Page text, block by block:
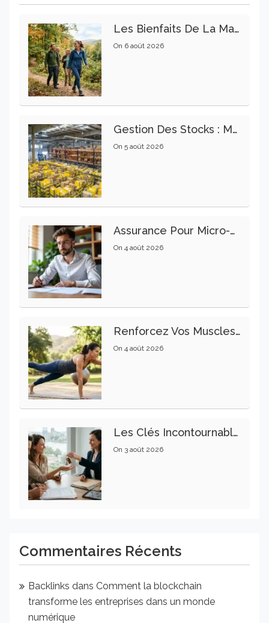
Les Bienfaits De La Marche Sur La Santé Physique Et Mentale
On 6 août 2026
Gestion Des Stocks : Meilleures Pratiques Intralogistiques
On 5 août 2026
Assurance Pour Micro-Entrepreneur : Les Garanties Essentielles À Connaître
On 4 août 2026
Renforcez Vos Muscles Profonds Pour Apaiser Votre Mal De Dos
On 4 août 2026
Les Clés Incontournables Pour Réussir Vos Transactions Immobilières
On 3 août 2026
Commentaires Récents
Backlinks dans Comment la blockchain
transforme les entreprises dans un monde
numérique